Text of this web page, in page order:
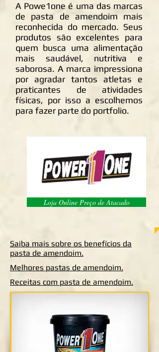
A Powe1one é uma das marcas
de pasta de amendoim mais
reconhecida do mercado. Seus
produtos são excelentes para
quem busca uma alimentação
mais saudável, nutritiva e
saborosa. A marca impressiona
por agradar tantos atletas e
praticantes de atividades
físicas, por isso a escolhemos
para fazer parte do portfolio.
Loja Online Preço de Atacado
Saiba mais sobre os benefícios da
pasta de amendoim.
Melhores pastas de amendoim.
Receitas com pasta de amendoim.